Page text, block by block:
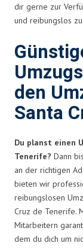
dir gerne zur
und reibungslos
den
Santa
Du planst einen
Tenerife? Dann
an der richtigen
bieten wir
reibungslosen
Cruz de Tenerife.
Mitarbeitern
dem du dich um